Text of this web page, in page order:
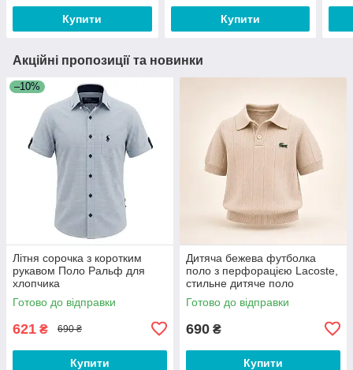
Купити Купити
Акційні пропозиції та новинки
–10%
Літня сорочка з коротким
рукавом Поло Ральф для
хлопчика
Готово до відправки
621 ₴ 690 ₴
Купити
Дитяча бежева футболка
поло з перфорацією Lacoste,
стильне дитяче поло
Готово до відправки
690 ₴
Купити